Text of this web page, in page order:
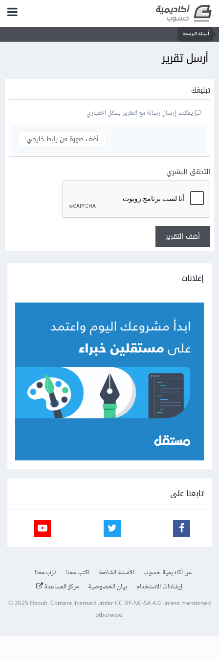
أسئلة البرمجة
أرسل تقرير
تبليغك
يمكنك إرسال رسالة مع التقرير بشكل اختياري
أضف صورة من رابط خارجي
التحقق البشري
أضف التقرير
إعلانات
تابعنا على
عن أكاديمية حسوب الأسئلة الشائعة اكتب معنا
درّب معنا
إرشادات الاستخدام
بيان الخصوصية مركز المساعدة
© 2025 Hsoub.Content licensed underCC BY-NC-SA 4.0unless mentioned
otherwise.